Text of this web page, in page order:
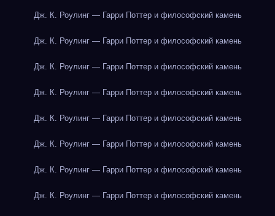
Дж. К. Роулинг — Гарри Поттер и философский камень
Дж. К. Роулинг — Гарри Поттер и философский камень
Дж. К. Роулинг — Гарри Поттер и философский камень
Дж. К. Роулинг — Гарри Поттер и философский камень
Дж. К. Роулинг — Гарри Поттер и философский камень
Дж. К. Роулинг — Гарри Поттер и философский камень
Дж. К. Роулинг — Гарри Поттер и философский камень
Дж. К. Роулинг — Гарри Поттер и философский камень